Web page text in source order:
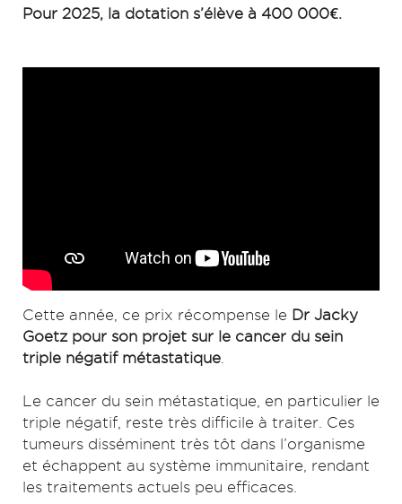
Pour 2025, la dotation s’élève à 400 000€.
Cette année, ce prix récompense le Dr Jacky
Goetz pour son projet sur le cancer du sein
triple négatif métastatique
Le cancer du sein métastatique, en particulier le
triple négatif, reste très difficile à traiter. Ces
tumeurs disséminent très tôt dans l’organisme
et échappent au système immunitaire, rendant
les traitements actuels peu efficaces.